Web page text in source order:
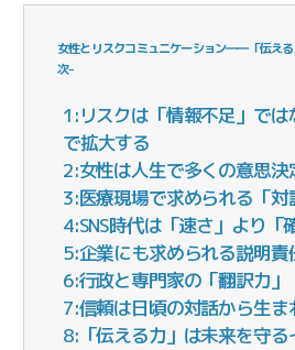
女性とリスクコミュニケーション――「伝え
次-
1:リスクは「情報不足」では
で拡大する
2:女性は人生で多くの意思決
3:医療現場で求められる「対
4:SNS時代は「速さ」より「
5:企業にも求められる説明責
6:行政と専門家の「翻訳力」
7:信頼は日頃の対話から生ま
8:「伝える力」は未来を守る